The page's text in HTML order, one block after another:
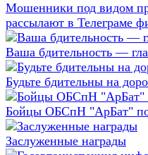
Мошенники под видом
рассылают в Телеграме
Ваша бдительность —
Будьте бдительны на
Бойцы ОБСпН "АрБат"
Заслуженные награды